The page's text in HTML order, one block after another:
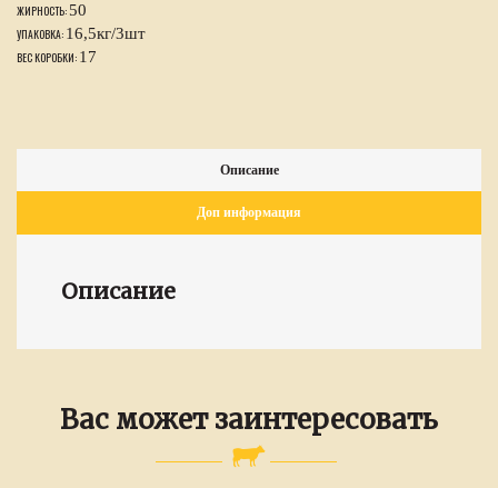
ЖИРНОСТЬ: 50
УПАКОВКА: 16,5кг/3шт
ВЕС КОРОБКИ: 17
Описание
Доп информация
Описание
Вас может заинтересовать